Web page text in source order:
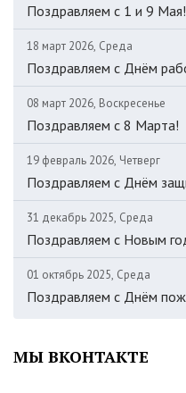
Поздравляем c 1 и 9 Мая!
18 март 2026, Среда
Поздравляем с Днём
08 март 2026, Воскресенье
Поздравляем с 8 Марта!
19 февраль 2026, Четверг
Поздравляем с Днём
31 декабрь 2025, Среда
Поздравляем с Новым
01 октябрь 2025, Среда
Поздравляем с Днём
МЫ ВКОНТАКТЕ